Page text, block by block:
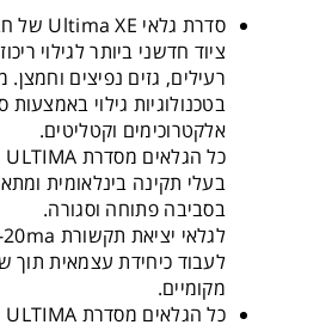
ציוד חדשני ביותר לגילוי
רעילים, גזים נפיצים
בטכנולוגיות גילוי באמצעות
אלקטרוכימים וקטליטים.
בעלי תקינה בינלאומית
בסביבה פתוחה וסגורה.
לעבוד כיחידת עצמאית תוך
מקומיים.